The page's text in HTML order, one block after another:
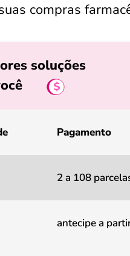
compras
soluções
Pagamento
2 a 108
antecipe a